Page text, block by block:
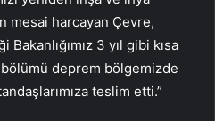
mesai harcayan Çevre,
3 yıl gibi kısa
bölümü deprem bölgemizde
teslim etti.”